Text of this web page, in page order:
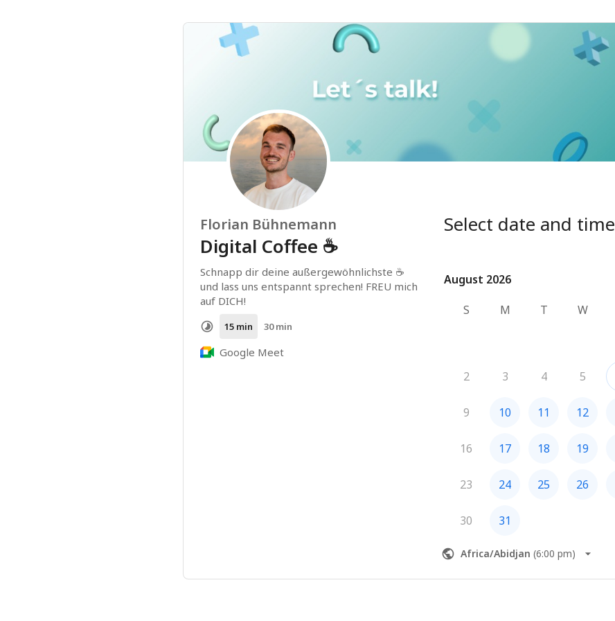
Florian Bühnemann
Digital Coffee ☕
Schnapp dir deine außergewöhnlichste ☕
und lass uns entspannt sprechen! FREU mich
auf DICH!
15 min 30 min
Google Meet
Select date and time
August 2026
August 2026
S
M T W
2 3 4 5
9 10 11 12
16 17 18 19
23 24 25 26
30 31
Africa/Abidjan (6:00 pm)